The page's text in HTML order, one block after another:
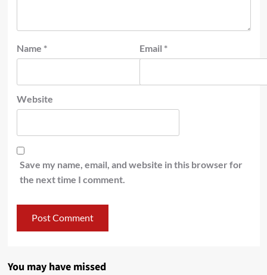
Name * Email *
Website
Save my name, email, and website in this browser for
the next time I comment.
You may have missed